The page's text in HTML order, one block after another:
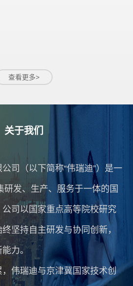
查看更多>
关于我们
司（以下简称“伟瑞迪”）是一
研发、生产、服务于一体的国
司以国家重点高等院校研究
坚持自主研发与协同创新，
能力。
伟瑞迪与京津冀国家技术创